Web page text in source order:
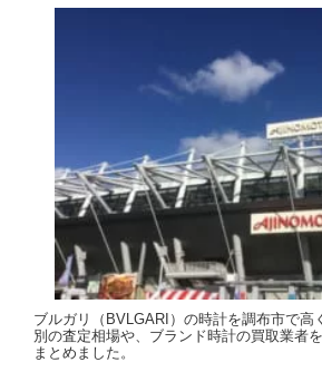
ブルガリ（BVLGARI）の時計を調布市で高
別の査定相場や、ブランド時計の買取業者
まとめました。